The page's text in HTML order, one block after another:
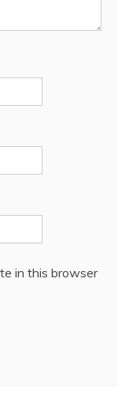
in this browser